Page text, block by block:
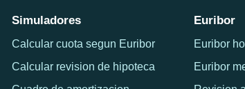
Simuladores
Calcular cuota segun Euribor
Calcular revision de hipoteca
Euribor
Euribor
Euribor